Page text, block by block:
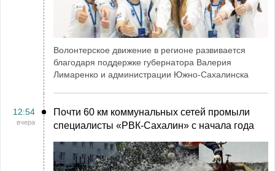
Волонтерское движение в регионе развивается
благодаря поддержке губернатора Валерия
Лимаренко и администрации Южно-Сахалинска
12:54
вчера
Почти 60 км коммунальных сетей промыли
специалисты «РВК‑Сахалин» с начала года